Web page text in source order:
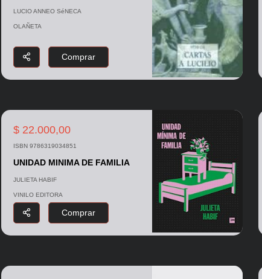
LUCIO ANNEO SéNECA
OLAÑETA
Comprar
$ 22.000,00
ISBN 9786319034851
UNIDAD MINIMA DE FAMILIA
JULIETA HABIF
VINILO EDITORA
Comprar